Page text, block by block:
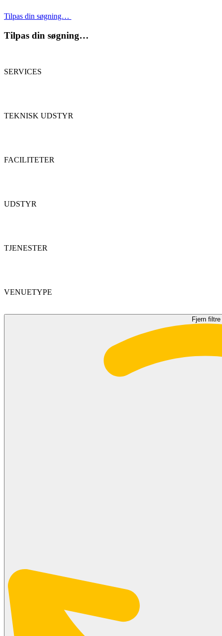
Tilpas din søgning…
Tilpas din søgning…
SERVICES
TEKNISK UDSTYR
FACILITETER
UDSTYR
TJENESTER
VENUETYPE
Fjern filtre